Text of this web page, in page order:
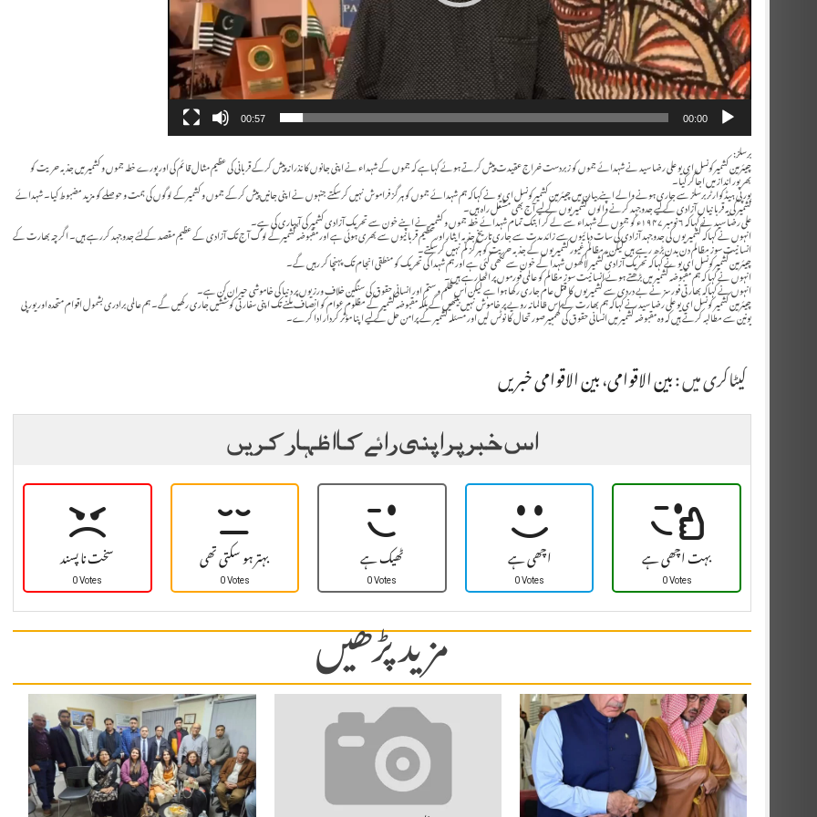
00:00
00:57
برسلز:
چیئرمین کشمیرکونسل ای یو علی رضا سید نے شہدائے جموں کو زبردست خراج عقیدت پیش کرتے ہوئے کہاہے کہ جموں کے شہداء نے اپنی جانوں کا نذرانہ پیش کرکے قربانی کی عظیم مثال قائم کی اور پورے خطہ جموں و کشمیر میں جذبہ حریت کو
بھرپور انداز میں اجاگر کیا۔
یورپی ہیڈکوارٹر برسلز سے جاری ہونے والے اپنے بیان میں چیئرمین کشمیرکونسل ای یو نے کہاکہ ہم شہدائے جموں کو ہرگز فراموش نہیں کرسکتے جنہوں نے اپنی جانیں پیش کرکے جموں و کشمیرکے لوگوں کی ہمت و حوصلے کو مزید مضبوط کیا۔ شہدائے
کشمیر کی یہ قربانیاں آزادی کے لیے جدوجہد کرنے والوں کشمیریوں کے لیے آج بھی مشعل راہ ہیں۔
علی رضا سید نے کہاکہ ۶ نومبر ۱۹۴۷ء کو جموں کے شہداء سے لے کر ابتک تمام شہدائے خطہ جموں و کشمیر نے اپنے خون سے تحریک آزادی کشمیر کی آبیاری کی ہے۔
انہوں نے کہاکہ کشمیریوں کی جدوجہد آزادی کی سات دہائیوں سے زائد مدت سے جاری تاریخ جذبہ ایثار اور عظیم قربانیوں سے بھری ہوئی ہے اور مقبوضہ کشمیرکے لوگ آج تک آزادی کے عظیم مقصد کے لئے جدوجہد کررہے ہیں۔ اگرچہ بھارت کے
انسانیت سوز مظالم دن بدن بڑھ رہے ہیں لیکن یہ مظالم غیور کشمیریوں کے جذبہ حریت کو ہرگز کم نہیں کرسکتے۔
چیئرمین کشمیرکونسل ای یو نے کہاکہ تحریک آزادی کشمیر لاکھوں شہدا کے خون سے لکھی گئی ہے اور ہم شہدا کی تحریک کو منطقی انجام تک پہنچا کر رہیں گے۔
انہوں نے کہا کہ ہم مقبوضہ کشمیر میں بڑھتے ہوئے انسانیت سوز مظالم کو عالمی فورموں پر اٹھا رہے ہیں۔
انہوں نے کہاکہ بھارتی فورسز نے بے دردی سے کشمیریوں کا قتل عام جاری رکھا ہوا ہے لیکن اس ظلم و ستم اور انسانی حقوق کی سنگین خلاف ورزیوں پر دنیا کی خاموشی حیران کن ہے۔
چیئرمین کشمیر کونسل ای یو علی رضا سید نے کہاکہ ہم بھارت کے اس ظالمانہ رویے پر خاموش نہیں بیٹھیں گے بلکہ مقبوضہ کشمیر کے مظلوم عوام کو انصاف ملنے تک اپنی سفارتی کوششیں جاری رکھیں گے۔ ہم عالمی برادری بشمول اقوام متحدہ اور یورپی
یونین سے مطالبہ کرتے ہیں کہ وہ مقبوضہ کشمیر میں انسانی حقوق کی گھمبیرصورتحال کا نوٹس لیں اور مسئلہ کشمیر کے پرامن حل کے لیے اپنا مؤثر کردار ادا کرے۔
کیٹاگری میں :بین الاقوامی،بین الاقوامی خبریں
اس خبر پر اپنی رائے کا اظہار کریں
سخت نا پسند
0 Votes بہتر ہو سکتی تھی
0 Votes ٹھیک ہے
0 Votes اچھی ہے
0 Votes بہت اچھی ہے
0 Votes
مزید پڑھیں